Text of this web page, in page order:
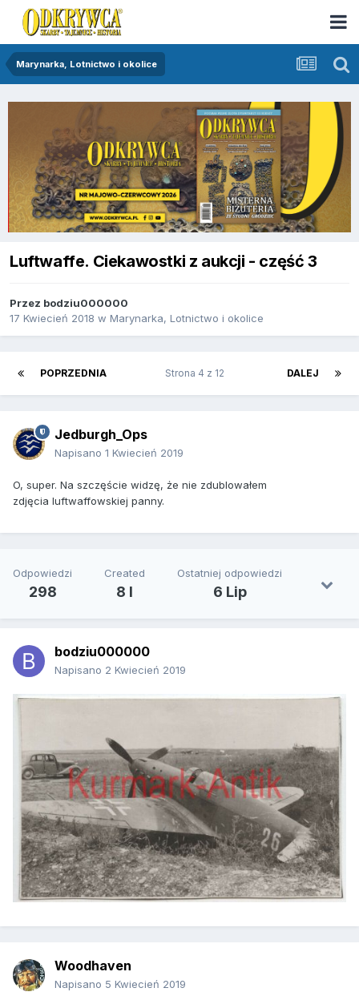
Marynarka, Lotnictwo i okolice
Luftwaffe. Ciekawostki z aukcji - część 3
Przez bodziu000000
17 Kwiecień 2018 w Marynarka, Lotnictwo i okolice
POPRZEDNIA DALEJ
Strona 4 z 12
Jedburgh_Ops
Napisano 1 Kwiecień 2019
O, super. Na szczęście widzę, że nie zdublowałem
zdjęcia luftwaffowskiej panny.
Odpowiedzi
298
Created
8 l
Ostatniej odpowiedzi
6 Lip
bodziu000000
Napisano 2 Kwiecień 2019
Woodhaven
Napisano 5 Kwiecień 2019